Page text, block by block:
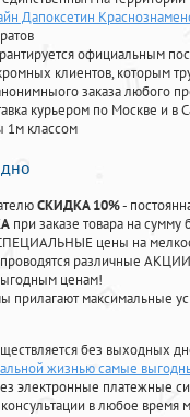
Дапоксетин
официальным
клиентов, которым
заказа любого
курьером по Москве и в
1м классом
СКИДКА 10%-
при заказе товара на
цены на
проводятся различные
ценам!
прилагают максимальные
без выходных
жизнью самые
электронные платежные
в любое время